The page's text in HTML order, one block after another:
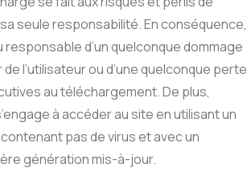
seule responsabilité. En conséquence,
d’un quelconque dommage
de l’utilisateur ou d’une quelconque perte
au téléchargement. De plus,
à accéder au site en utilisant un
pas de virus et avec un
génération mis-à-jour.